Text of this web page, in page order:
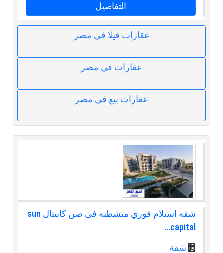
التفاصيل
عقارات فيلا في مصر
عقارات في مصر
عقارات بيع في مصر
شقه استلام فوري متشطبه فى صن كابيتال sun
capital...
شقة